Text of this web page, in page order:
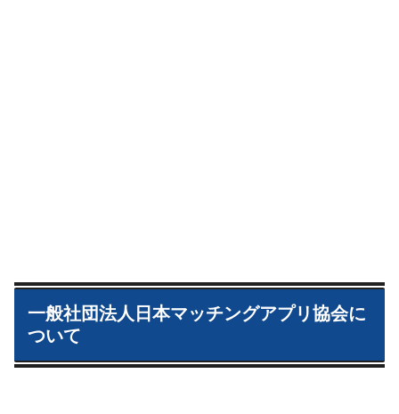
一般社団法人日本マッチングアプリ協会に
ついて